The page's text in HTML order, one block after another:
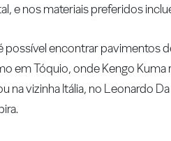
e nos materiais preferidos
possível encontrar pavimentos
em Tóquio, onde Kengo
na vizinha Itália, no Leonardo